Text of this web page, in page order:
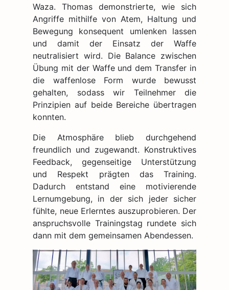
Waza. Thomas demonstrierte, wie sich
Angriffe mithilfe von Atem, Haltung und
Bewegung konsequent umlenken lassen
und damit der Einsatz der Waffe
neutralisiert wird. Die Balance zwischen
Übung mit der Waffe und dem Transfer in
die waffenlose Form wurde bewusst
gehalten, sodass wir Teilnehmer die
Prinzipien auf beide Bereiche übertragen
konnten.
Die Atmosphäre blieb durchgehend
freundlich und zugewandt. Konstruktives
Feedback, gegenseitige Unterstützung
und Respekt prägten das Training.
Dadurch entstand eine motivierende
Lernumgebung, in der sich jeder sicher
fühlte, neue Erlerntes auszuprobieren. Der
anspruchsvolle Trainingstag rundete sich
dann mit dem gemeinsamen Abendessen.